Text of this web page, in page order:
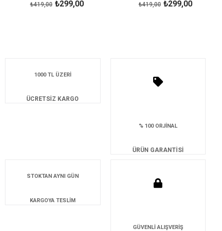
₺299,00
₺419,00 ₺299,00
₺419,00
1000 TL ÜZERİ
ÜCRETSİZ KARGO
% 100 ORJİNAL
ÜRÜN GARANTİSİ
STOKTAN AYNI GÜN
KARGOYA TESLİM
GÜVENLİ ALIŞVERİŞ